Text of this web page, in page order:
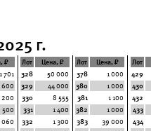
г.
₽
1 701
600
200
500
060
Лот
Цена, ₽
328
50 000
329
44 000
330
8 555
331
1 400
332
1 300
Лот
Цена, ₽
378
1 000
380
1 000
381
1 100
382
1 000
383
39 000
Лот
429
430
432
433
434